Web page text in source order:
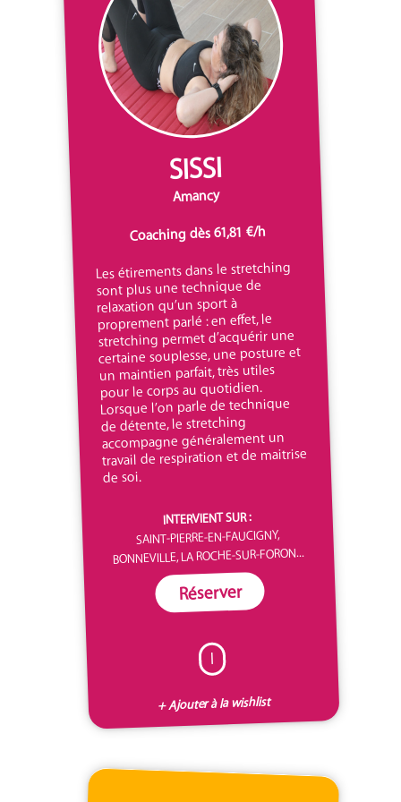
SISSI
Amancy
Coaching dès 61,81 €/h
Les étirements dans le stretching
sont plus une technique de
relaxation qu’un sport à
proprement parlé : en effet, le
stretching permet d’acquérir une
certaine souplesse, une posture et
un maintien parfait, très utiles
pour le corps au quotidien.
Lorsque l’on parle de technique
de détente, le stretching
accompagne généralement un
travail de respiration et de maitrise
de soi.
INTERVIENT SUR :
SAINT-PIERRE-EN-FAUCIGNY,
BONNEVILLE, LA ROCHE-SUR-FORON...
Réserver
I
+ Ajouter à la wishlist